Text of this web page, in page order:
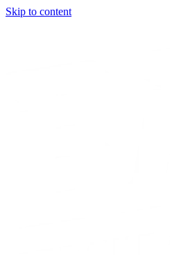
Skip to content